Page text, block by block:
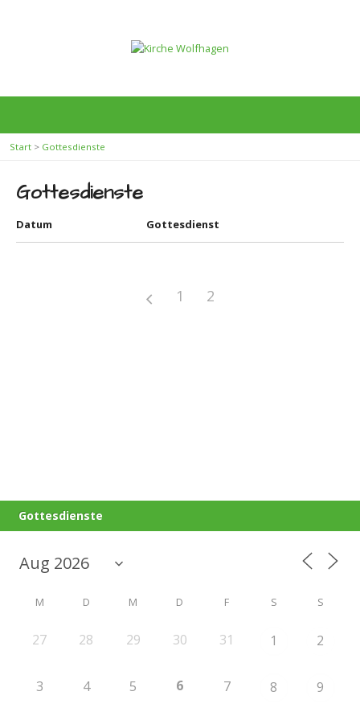
Start > Gottesdienste
Gottesdienste
Datum Gottesdienst
1 2
Gottesdienste
M D M D F S S
27 28 29 30 31 1 2
3 4 5 6 7 8 9